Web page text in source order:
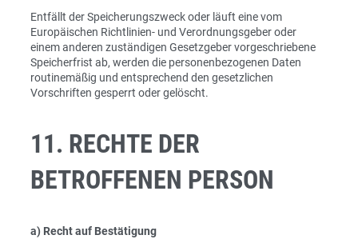
Entfällt der Speicherungszweck oder läuft eine vom
Europäischen Richtlinien- und Verordnungsgeber oder
einem anderen zuständigen Gesetzgeber vorgeschriebene
Speicherfrist ab, werden die personenbezogenen Daten
routinemäßig und entsprechend den gesetzlichen
Vorschriften gesperrt oder gelöscht.
11. RECHTE DER
BETROFFENEN PERSON
a) Recht auf Bestätigung